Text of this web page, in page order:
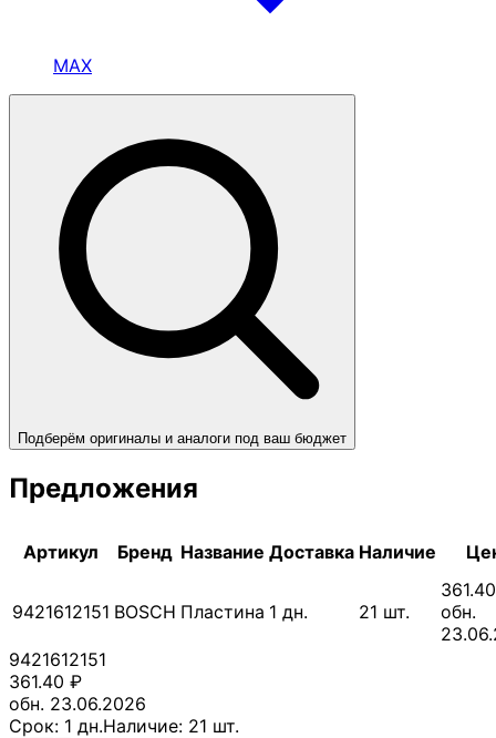
MAX
Подберём оригиналы и аналоги под ваш бюджет
Предложения
Артикул Бренд Название Доставка Наличие
9421612151 BOSCH Пластина 1 дн. 21 шт.
361.40
обн.
9421612151
361.40 ₽
обн. 23.06.2026
Срок: 1 дн.Наличие: 21 шт.